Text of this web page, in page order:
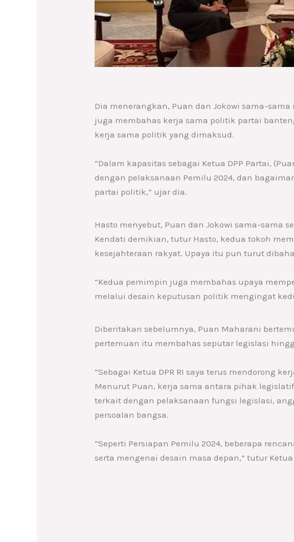
Dia menerangkan, Puan dan Jokowi sama-
juga membahas kerja sama politik partai
kerja sama politik yang dimaksud.
“Dalam kapasitas sebagai Ketua DPP Partai,
dengan pelaksanaan Pemilu 2024, dan
partai politik,” ujar dia.
Hasto menyebut, Puan dan Jokowi sama-sama
Kendati demikian, tutur Hasto, kedua tokoh
kesejahteraan rakyat. Upaya itu pun turut
“Kedua pemimpin juga membahas upaya
melalui desain keputusan politik mengingat
Diberitakan sebelumnya, Puan Maharani
pertemuan itu membahas seputar legislasi
“Sebagai Ketua DPR RI saya terus mendorong
Menurut Puan, kerja sama antara pihak
terkait dengan pelaksanaan fungsi legislasi,
persoalan bangsa.
“Seperti Persiapan Pemilu 2024, beberapa
serta mengenai desain masa depan,” tutur Ketua